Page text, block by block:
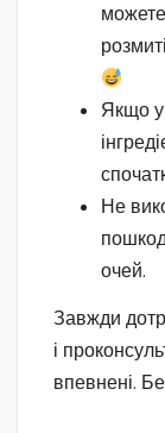
Якщо у
Не
очей.
Завжди
і
впевнені.